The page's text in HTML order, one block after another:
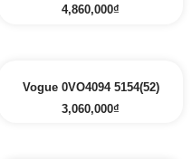
4,860,000₫
Vogue 0VO4094 5154(52)
3,060,000₫